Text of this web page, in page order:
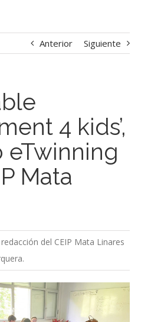
Anterior Siguiente
4 kids’,
eTwinning
Mata
del CEIP Mata Linares